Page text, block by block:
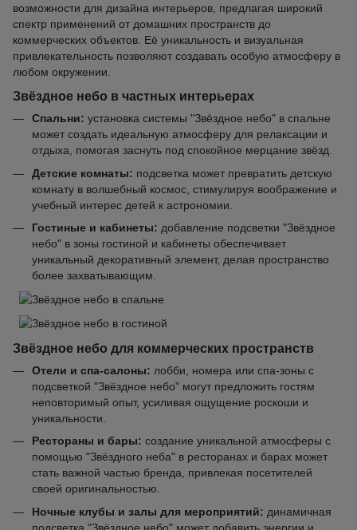
возможности для дизайна интерьеров, предлагая широкий
спектр применений от домашних пространств до
коммерческих объектов. Её уникальность и визуальная
привлекательность позволяют создавать особую атмосферу в
любом окружении.
Звёздное небо в частных интерьерах
Спальни: установка системы "Звёздное небо" в спальне
может создать идеальную атмосферу для релаксации и
отдыха, помогая заснуть под спокойное мерцание звёзд.
Детские комнаты: подсветка может превратить детскую
комнату в волшебный космос, стимулируя воображение и
учебный интерес детей к астрономии.
Гостиные и кабинеты: добавление подсветки "Звёздное
небо" в зоны гостиной и кабинеты обеспечивает
уникальный декоративный элемент, делая пространство
более захватывающим.
Звёздное небо для коммерческих пространств
Отели и спа-салоны: лобби, номера или спа-зоны с
подсветкой "Звёздное небо" могут предложить гостям
неповторимый опыт, усиливая ощущение роскоши и
уникальности.
Рестораны и бары: создание уникальной атмосферы с
помощью "Звёздного неба" в ресторанах и барах может
стать важной частью бренда, привлекая посетителей
своей оригинальностью.
Ночные клубы и залы для мероприятий: динамичная